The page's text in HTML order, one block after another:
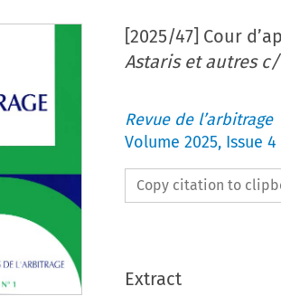
[2025/47] Cour
Astaris et autres
Revue de l’arbitrage
Volume 2025, Issue 4
Copy citation to
Extract